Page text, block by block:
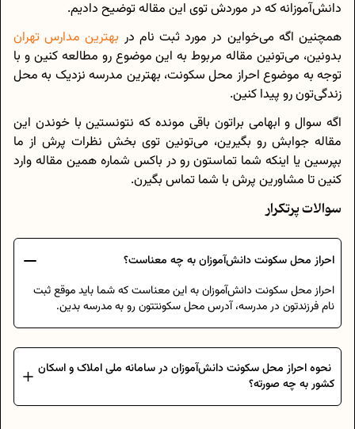
دانش‌آموزانه که در موردش توی این مقاله توضیح دادیم.
همچنین اگه می‌خواین در مورد ثبت نام در بهترین مدارس تهران
بدونین، می‌تونین مقاله مربوط به این موضوع رو مطالعه کنین و با
توجه به موضوع احراز محل سکونت، بهترین مدرسه نزدیک به محل
زندگی‌تون رو پیدا کنین.
اگه سوال و ابهامی براتون باقی مونده که نتونستین با خوندن این
مقاله جوابش رو بگیرین، می‌تونین توی بخش نظرات پرش از ما
بپرسین یا اینکه شما تماستون رو در باکس شماره همین مقاله وارد
کنین تا مشاورین پرش با شما تماس بگیرن.
سوالات پرتکرار
احراز محل سکونت دانش‌آموزان به چه معناست؟
احراز محل سکونت دانش‌آموزان به این معناست که شما باید موقع ثبت
نام فرزندتون در مدرسه، آدرس محل سکونتتون رو به مدرسه بدین.
نحوه احراز محل سکونت دانش‌آموزان در سامانه ملی املاک و اسکان
کشور به چه صورته؟